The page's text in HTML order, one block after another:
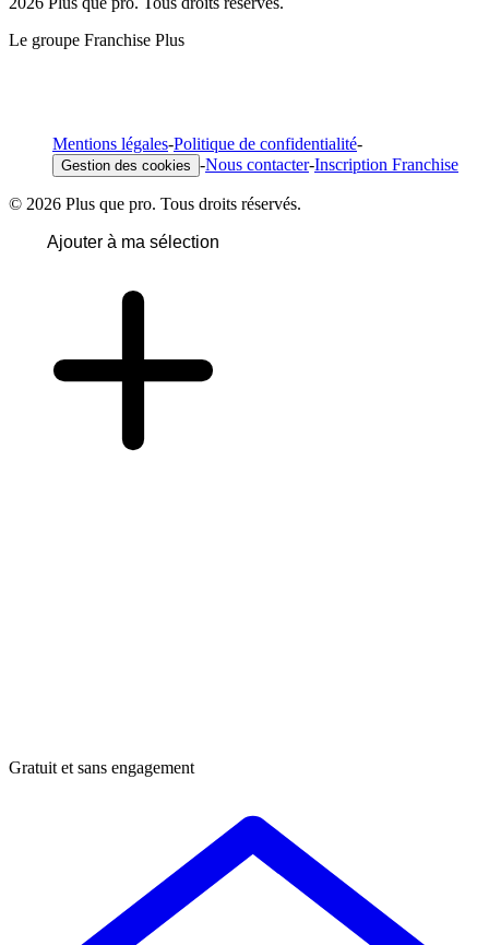
Le groupe Franchise Plus
Mentions légales-Politique de confidentialité-
Gestion des cookies -Nous contacter-Inscription Franchise
© 2026 Plus que pro. Tous droits réservés.
Ajouter à ma sélection
Gratuit et sans engagement